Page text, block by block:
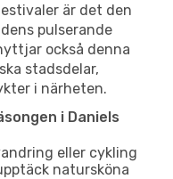
är det den
pulserande
också denna
stadsdelar,
i närheten.
i Daniels
eller cykling
natursköna